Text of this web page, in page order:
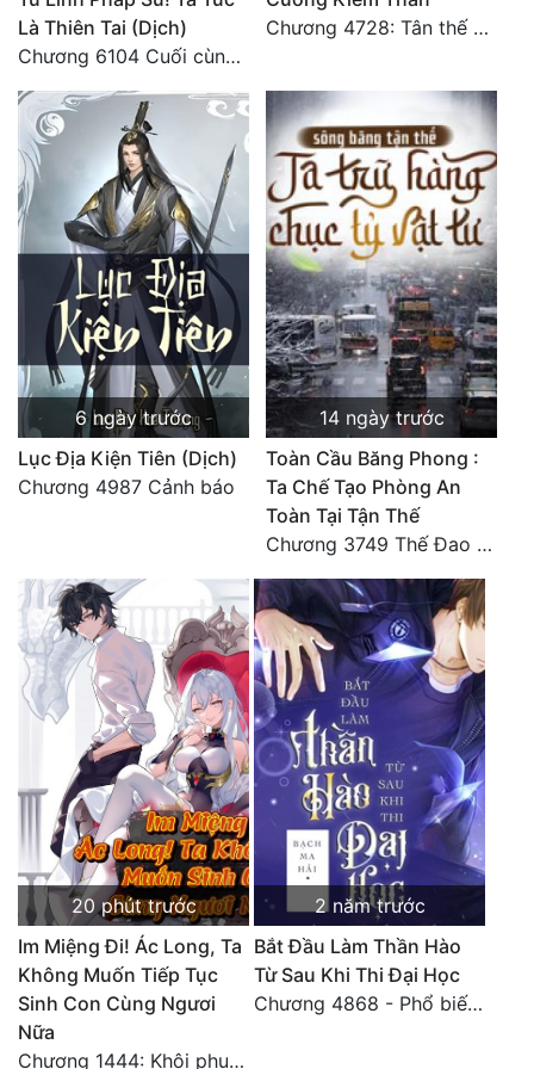
Quân Sự
Sắc
Sủng
Thanh Xuân
Tiên Hiệp
Tiểu Thuyết
Trinh Thám
Triều Đấu
Trùng Sinh
Tu Tiên
Tội Phạm
Vô Địch
Võng Du
Xuyên Không
Xuyên Nhanh
Xuyên Sách
Xuyên Thư
Điền Văn
Là Thiên Tai (Dịch)
Chương 6104 Cuối cùng (HẾT)
Chương 4728: Tân thế giới (đại kết cục) (10)
6 ngày trước
Lục Địa Kiện Tiên (Dịch)
Chương 4987 Cảnh báo
14 ngày trước
Toàn Cầu Băng Phong :
Ta Chế Tạo Phòng An
Toàn Tại Tận Thế
Chương 3749 Thế Đao xuất kích
20 phút trước
Im Miệng Đi! Ác Long, Ta
Không Muốn Tiếp Tục
Sinh Con Cùng Ngươi
Nữa
Chương 1444: Khôi phục quỹ đạo
2 năm trước
Bắt Đầu Làm Thần Hào
Từ Sau Khi Thi Đại Học
Chương 4868 - Phổ biến Hạ Quốc tệ!